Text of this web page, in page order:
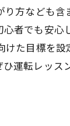
方なども含
者でも安心
た目標を設
運転レッス